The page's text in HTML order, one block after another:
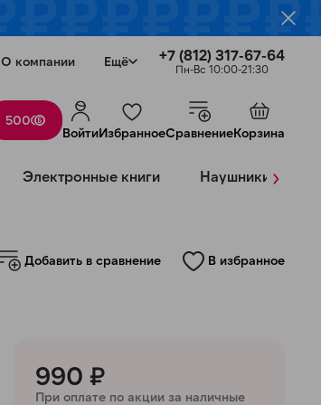
О компании Ещё +7 (812) 317-67-64
Пн-Вс 10:00-21:30
500
ВойтиИзбранноеСравнениеКорзина
Электронные книги Наушники ›
Добавить в сравнение В избранное
990 ₽
При оплате по акции за наличные